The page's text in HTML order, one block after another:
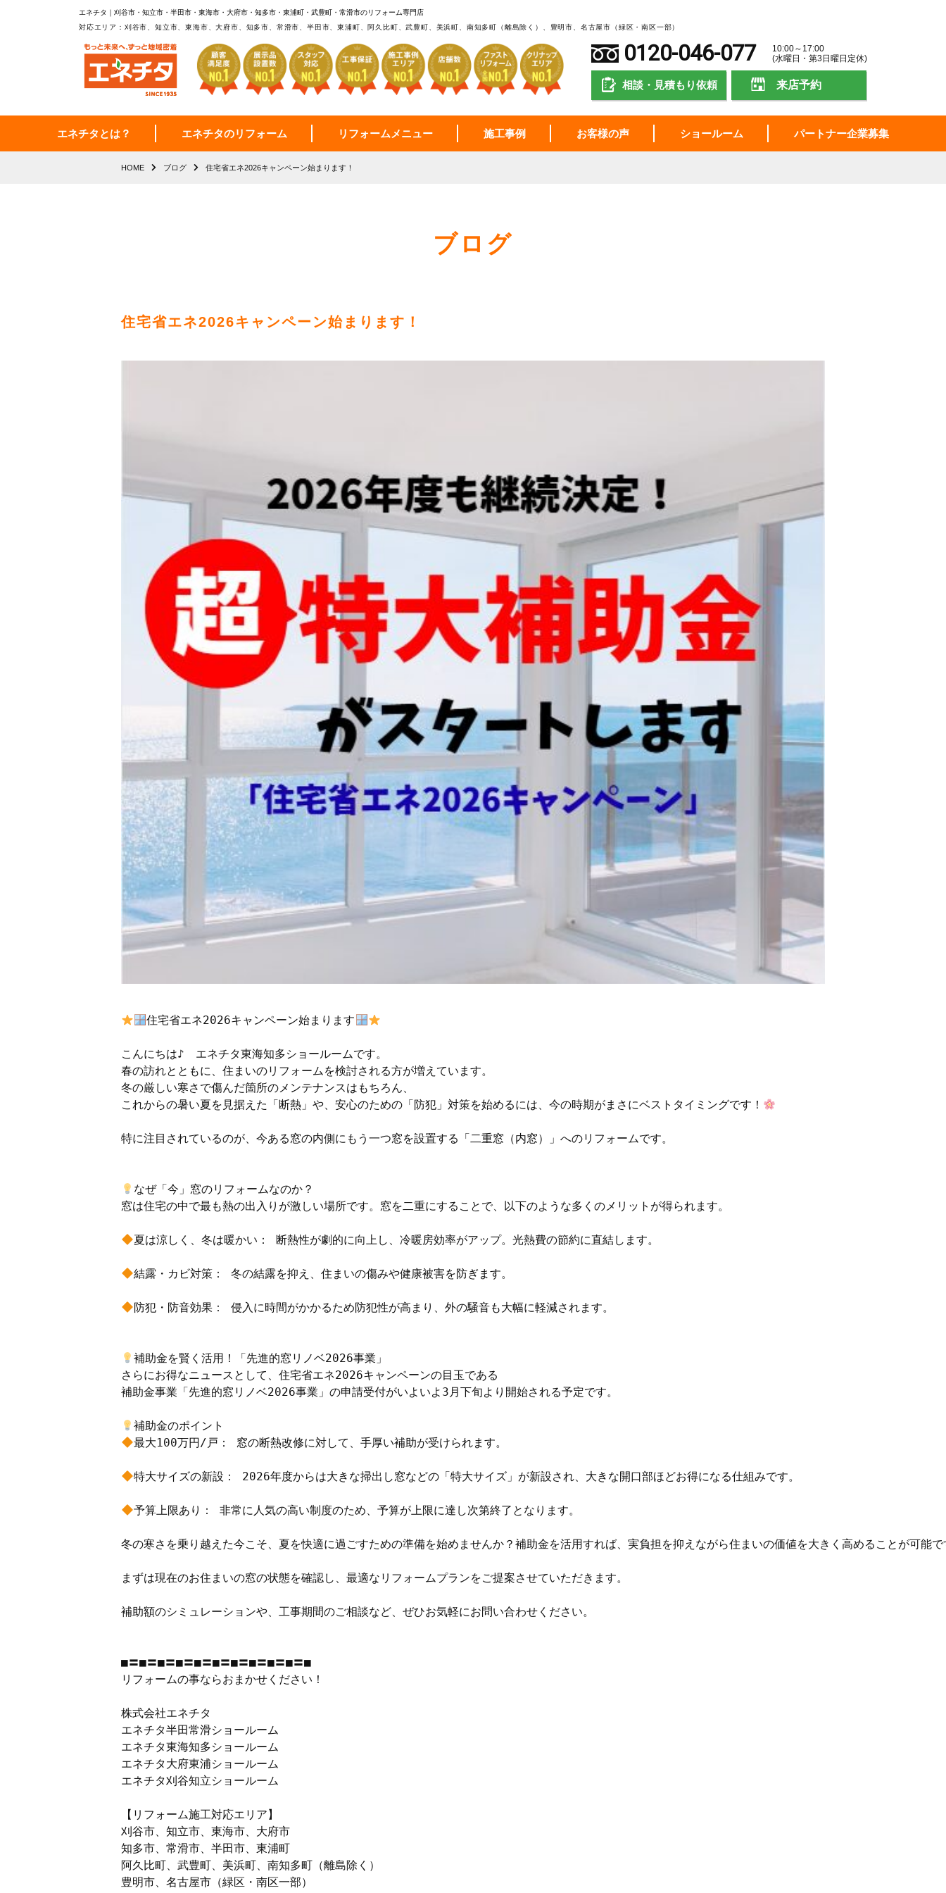
エネチタ｜刈谷市・知立市・半田市・東海市・大府市・知多市・東浦町・武豊町・常滑市のリフォーム専門店
対応エリア：刈谷市、知立市、東海市、大府市、知多市、常滑市、半田市、東浦町、阿久比町、武豊町、美浜町、南知多町（離島除く）、豊明市、名古屋市（緑区・南区一部）
0120-046-077
10:00～17:00
(水曜日・第3日曜日定休)
相談・見積もり依頼 来店予約
エネチタとは？ エネチタのリフォーム リフォームメニュー 施工事例 お客様の声 ショールーム パートナー企業募集
HOME ブログ 住宅省エネ2026キャンペーン始まります！
ブログ
住宅省エネ2026キャンペーン始まります！
住宅省エネ2026キャンペーン始まります
こんにちは♪　エネチタ東海知多ショールームです。
春の訪れとともに、住まいのリフォームを検討される方が増えています。
冬の厳しい寒さで傷んだ箇所のメンテナンスはもちろん、
これからの暑い夏を見据えた「断熱」や、安心のための「防犯」対策を始めるには、今の時期がまさにベストタイミングです！
特に注目されているのが、今ある窓の内側にもう一つ窓を設置する「二重窓（内窓）」へのリフォームです。
なぜ「今」窓のリフォームなのか？
窓は住宅の中で最も熱の出入りが激しい場所です。窓を二重にすることで、以下のような多くのメリットが得られます。
夏は涼しく、冬は暖かい： 断熱性が劇的に向上し、冷暖房効率がアップ。光熱費の節約に直結します。
結露・カビ対策： 冬の結露を抑え、住まいの傷みや健康被害を防ぎます。
防犯・防音効果： 侵入に時間がかかるため防犯性が高まり、外の騒音も大幅に軽減されます。
補助金を賢く活用！「先進的窓リノベ2026事業」
さらにお得なニュースとして、住宅省エネ2026キャンペーンの目玉である
補助金事業「先進的窓リノベ2026事業」の申請受付がいよいよ3月下旬より開始される予定です。
最大100万円/戸： 窓の断熱改修に対して、手厚い補助が受けられます。
特大サイズの新設： 2026年度からは大きな掃出し窓などの「特大サイズ」が新設され、大きな開口部ほどお得になる仕組みです。
予算上限あり： 非常に人気の高い制度のため、予算が上限に達し次第終了となります。
冬の寒さを乗り越えた今こそ、夏を快適に過ごすための準備を始めませんか？補助金を活用すれば、実負担を抑えながら住まいの価値を大きく高めることが可能で
まずは現在のお住まいの窓の状態を確認し、最適なリフォームプランをご提案させていただきます。
補助額のシミュレーションや、工事期間のご相談など、ぜひお気軽にお問い合わせください。
■〓■〓■〓■〓■〓■〓■〓■〓■〓■〓■
リフォームの事ならおまかせください！
株式会社エネチタ
エネチタ半田常滑ショールーム
エネチタ東海知多ショールーム
エネチタ大府東浦ショールーム
エネチタ刈谷知立ショールーム
【リフォーム施工対応エリア】
刈谷市、知立市、東海市、大府市
知多市、常滑市、半田市、東浦町
阿久比町、武豊町、美浜町、南知多町（離島除く）
豊明市、名古屋市（緑区・南区一部）